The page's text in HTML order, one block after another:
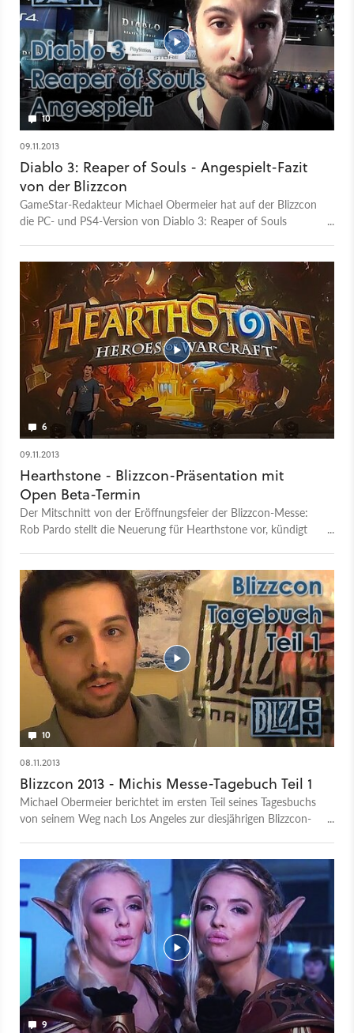
10
09.11.2013
Diablo 3: Reaper of Souls - Angespielt-Fazit
von der Blizzcon
GameStar-Redakteur Michael Obermeier hat auf der Blizzcon
die PC- und PS4-Version von Diablo 3: Reaper of Souls
6
09.11.2013
Hearthstone - Blizzcon-Präsentation mit
Open Beta-Termin
Der Mitschnitt von der Eröffnungsfeier der Blizzcon-Messe:
Rob Pardo stellt die Neuerung für Hearthstone vor, kündigt
10
08.11.2013
Blizzcon 2013 - Michis Messe-Tagebuch Teil 1
Michael Obermeier berichtet im ersten Teil seines Tagesbuchs
von seinem Weg nach Los Angeles zur diesjährigen Blizzcon-
9